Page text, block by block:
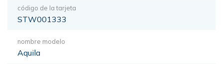
código de la tarjeta
STW001333
nombre modelo
Aquila